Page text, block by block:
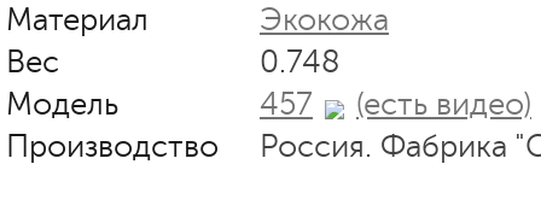
Материал
Экокожа
Вес
0.748
Модель
457
(есть видео)
Производство
Россия. Фабрика